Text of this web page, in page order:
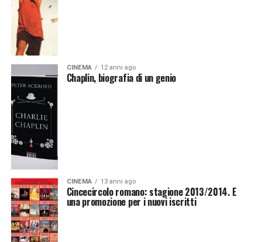
CINEMA 12 anni ago
Chaplin, biografia di un genio
CINEMA 13 anni ago
Cincecircolo romano: stagione 2013/2014. E
una promozione per i nuovi iscritti